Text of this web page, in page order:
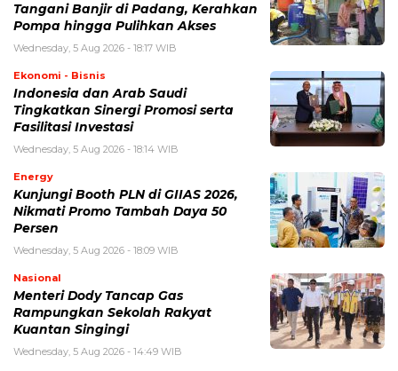
Tangani Banjir di Padang, Kerahkan
Pompa hingga Pulihkan Akses
Wednesday, 5 Aug 2026 - 18:17 WIB
Ekonomi - Bisnis
Indonesia dan Arab Saudi
Tingkatkan Sinergi Promosi serta
Fasilitasi Investasi
Wednesday, 5 Aug 2026 - 18:14 WIB
Energy
Kunjungi Booth PLN di GIIAS 2026,
Nikmati Promo Tambah Daya 50
Persen
Wednesday, 5 Aug 2026 - 18:09 WIB
Nasional
Menteri Dody Tancap Gas
Rampungkan Sekolah Rakyat
Kuantan Singingi
Wednesday, 5 Aug 2026 - 14:49 WIB